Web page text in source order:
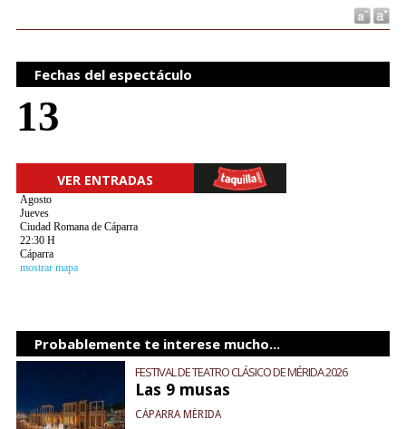
Fechas del espectáculo
13
VER ENTRADAS
Agosto
Jueves
Ciudad Romana de Cáparra
22:30 H
Cáparra
mostrar mapa
Probablemente te interese mucho...
FESTIVAL DE TEATRO CLÁSICO DE MÉRIDA 2026
Las 9 musas
CÁPARRA MÉRIDA